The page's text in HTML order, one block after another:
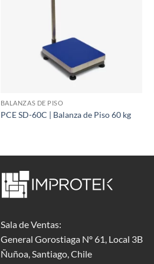
BALANZAS DE PISO
PCE SD-60C | Balanza de Piso 60 kg
Sala de Ventas:
General Gorostiaga Nº 61, Local 3B
Ñuñoa, Santiago, Chile